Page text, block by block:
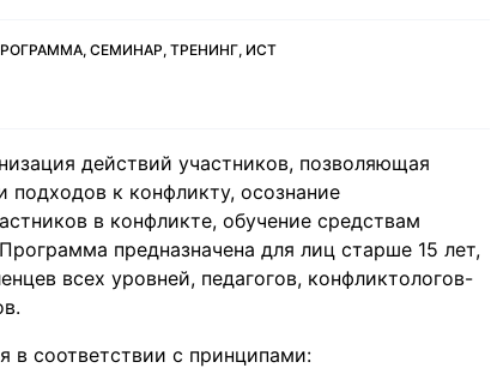
СЕМИНАР, ТРЕНИНГ, ИСТ
действий участников, позволяющая
подходов к конфликту, осознание
в конфликте, обучение средствам
предназначена для лиц старше 15 лет,
всех уровней, педагогов, конфликтологов-
в соответствии с принципами: